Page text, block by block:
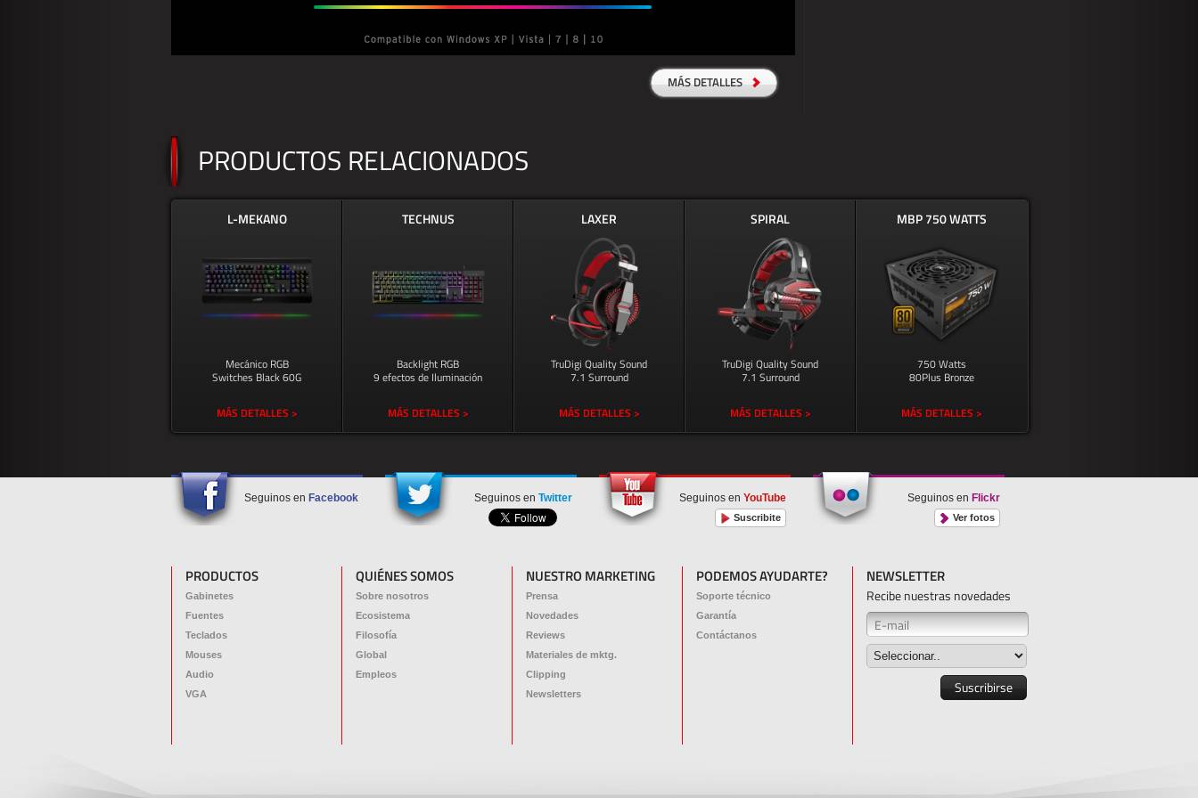
MÁS DETALLES
PRODUCTOS RELACIONADOS
L-MEKANO
Mecánico RGB
Switches Black 60G
MÁS DETALLES >
TECHNUS
Backlight RGB
9 efectos de Iluminación
MÁS DETALLES >
LAXER
TruDigi Quality Sound
7.1 Surround
MÁS DETALLES >
SPIRAL
TruDigi Quality Sound
7.1 Surround
MÁS DETALLES >
MBP 750 WATTS
750 Watts
80Plus Bronze
MÁS DETALLES >
Seguinos en Facebook Seguinos en Twitter Seguinos en YouTube
Suscribite
Seguinos en Flickr
Ver fotos
PRODUCTOS
Gabinetes
Fuentes
Teclados
Mouses
Audio
VGA
QUIÉNES SOMOS
Sobre nosotros
Ecosistema
Filosofía
Global
Empleos
NUESTRO MARKETING
Prensa
Novedades
Reviews
Materiales de mktg.
Clipping
Newsletters
PODEMOS AYUDARTE?
Soporte técnico
Garantía
Contáctanos
NEWSLETTER
Recibe nuestras novedades